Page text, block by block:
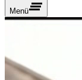
Menü